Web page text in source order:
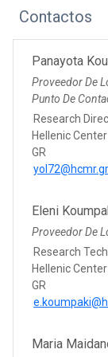
Contactos
Panayota
Proveedor De
Punto De
Research
Hellenic
GR
yol72@hcmr.gr
Eleni
Proveedor De
Research
Hellenic
GR
Maria